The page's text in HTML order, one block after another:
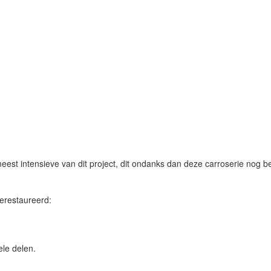
intensieve van dit project, dit ondanks dan deze carroserie nog
delen.